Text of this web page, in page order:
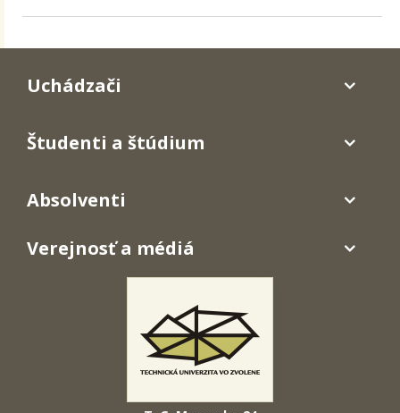
Uchádzači
Študenti a štúdium
Absolventi
Verejnosť a médiá